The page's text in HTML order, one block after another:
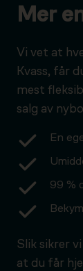
Mer
Vi vet at
Kvass, får
mest
salg av
En
99 %
Slik sikrer
at du får